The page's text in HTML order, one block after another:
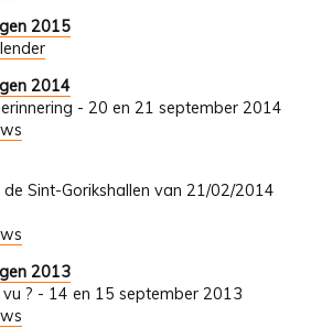
2015
2014
- 20 en 21 september 2014
Sint-Gorikshallen van 21/02/2014
2013
vu ? - 14 en 15 september 2013